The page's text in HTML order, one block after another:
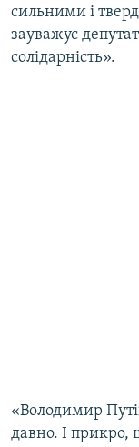
сильними і
зауважує
солідарність».
«Володимир
давно. І